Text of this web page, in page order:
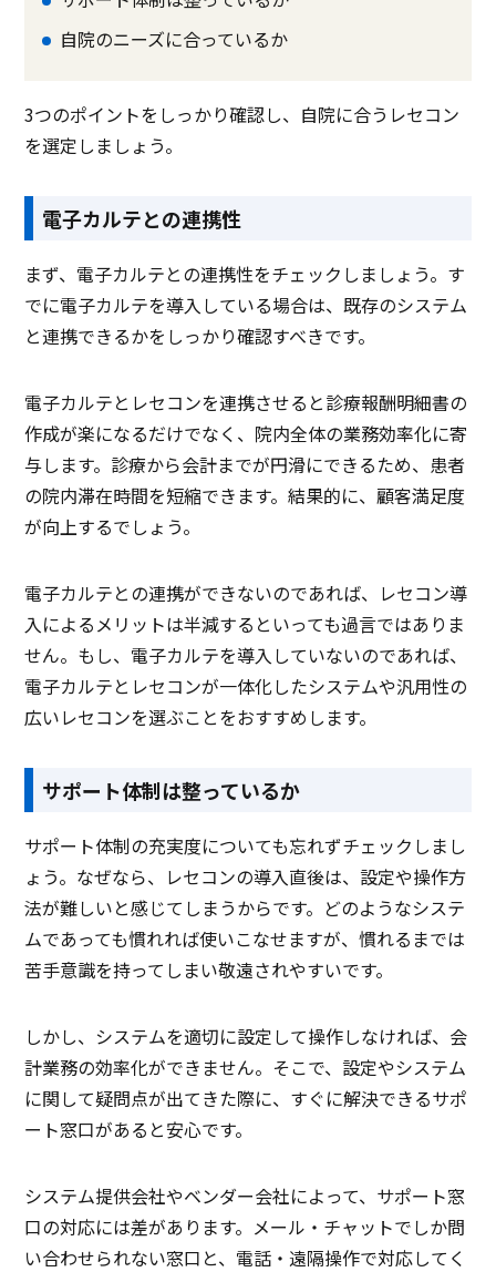
自院のニーズに合っているか
3つのポイントをしっかり確認し、自院に合うレセコン
を選定しましょう。
電子カルテとの連携性
まず、電子カルテとの連携性をチェックしましょう。す
でに電子カルテを導入している場合は、既存のシステム
と連携できるかをしっかり確認すべきです。
電子カルテとレセコンを連携させると診療報酬明細書の
作成が楽になるだけでなく、院内全体の業務効率化に寄
与します。診療から会計までが円滑にできるため、患者
の院内滞在時間を短縮できます。結果的に、顧客満足度
が向上するでしょう。
電子カルテとの連携ができないのであれば、レセコン導
入によるメリットは半減するといっても過言ではありま
せん。もし、電子カルテを導入していないのであれば、
電子カルテとレセコンが一体化したシステムや汎用性の
広いレセコンを選ぶことをおすすめします。
サポート体制は整っているか
サポート体制の充実度についても忘れずチェックしまし
ょう。なぜなら、レセコンの導入直後は、設定や操作方
法が難しいと感じてしまうからです。どのようなシステ
ムであっても慣れれば使いこなせますが、慣れるまでは
苦手意識を持ってしまい敬遠されやすいです。
しかし、システムを適切に設定して操作しなければ、会
計業務の効率化ができません。そこで、設定やシステム
に関して疑問点が出てきた際に、すぐに解決できるサポ
ート窓口があると安心です。
システム提供会社やベンダー会社によって、サポート窓
口の対応には差があります。メール・チャットでしか問
い合わせられない窓口と、電話・遠隔操作で対応してく